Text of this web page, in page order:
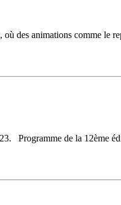
des animations comme le
Programme de la 12ème